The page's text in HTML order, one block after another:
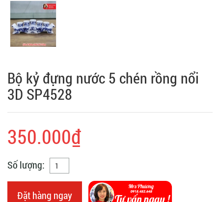
Bộ kỷ đựng nước 5 chén rồng nổi
3D SP4528
350.000₫
Số lượng:
Đặt hàng ngay